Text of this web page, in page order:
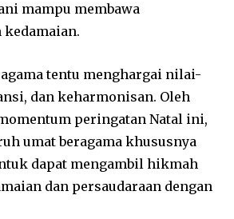
mampu membawa
kedamaian.
tentu menghargai nilai-
dan keharmonisan. Oleh
peringatan Natal ini,
umat beragama khususnya
dapat mengambil hikmah
dan persaudaraan dengan